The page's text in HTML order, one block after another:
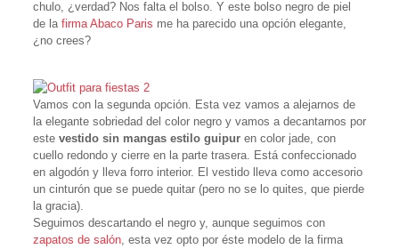
chulo, ¿verdad? Nos falta el bolso. Y este bolso negro de piel
de la firma Abaco Paris me ha parecido una opción elegante,
¿no crees?
Vamos con la segunda opción. Esta vez vamos a alejarnos de
la elegante sobriedad del color negro y vamos a decantarnos por
este vestido sin mangas estilo guipuren color jade, con
cuello redondo y cierre en la parte trasera. Está confeccionado
en algodón y lleva forro interior. El vestido lleva como accesorio
un cinturón que se puede quitar (pero no se lo quites, que pierde
la gracia).
Seguimos descartando el negro y, aunque seguimos con
zapatos de salón, esta vez opto por éste modelo de la firma